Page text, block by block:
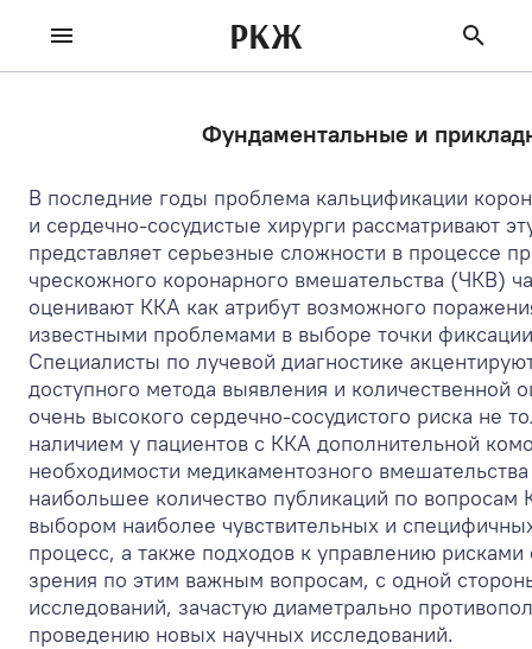
РКЖ
Фундаментальные и
В последние годы проблема кальцификации
и сердечно-сосудистые хирурги рассматривают
представляет серьезные сложности в процессе
чрескожного коронарного вмешательства (ЧКВ)
оценивают ККА как атрибут возможного
известными проблемами в выборе точки
Специалисты по лучевой диагностике
доступного метода выявления и
очень высокого сердечно-сосудистого риска не
наличием у пациентов с ККА дополнительной
необходимости медикаментозного
наибольшее количество публикаций по
выбором наиболее чувствительных и
процесс, а также подходов к управлению
зрения по этим важным вопросам, с одной
исследований, зачастую диаметрально
проведению новых научных исследований.